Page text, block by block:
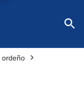
ordeño